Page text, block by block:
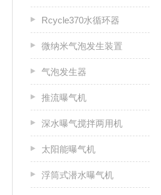
Rcycle370水循环器
微纳米气泡发生装置
气泡发生器
推流曝气机
深水曝气搅拌两用机
太阳能曝气机
浮筒式潜水曝气机